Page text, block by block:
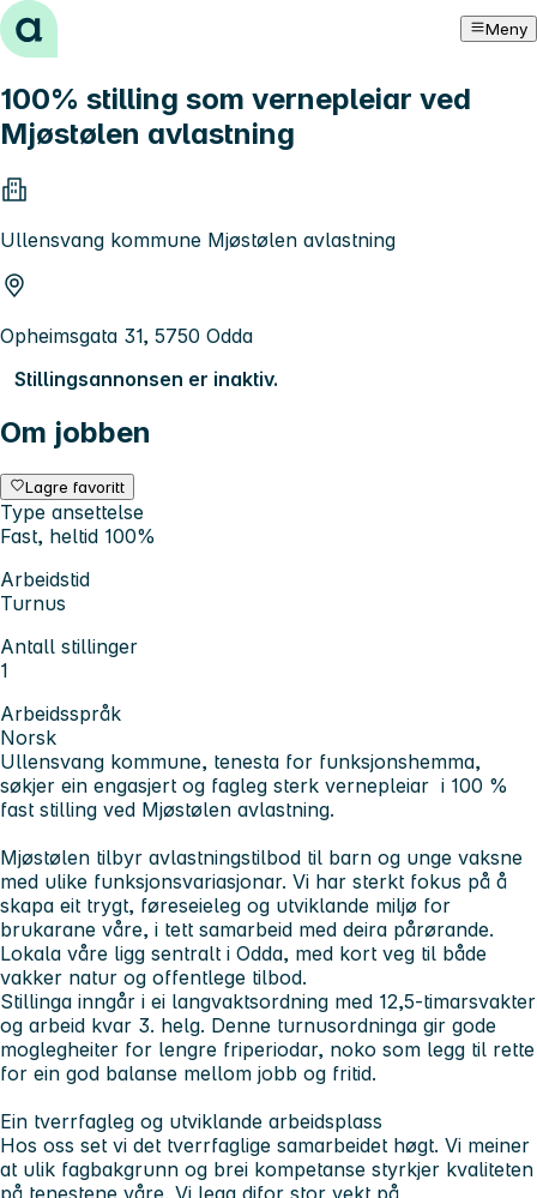
Hopp til innhold Meny
100% stilling som vernepleiar ved
Mjøstølen avlastning
Ullensvang kommune Mjøstølen avlastning
Opheimsgata 31, 5750 Odda
Stillingsannonsen er inaktiv.
Om jobben
Lagre favoritt
Type ansettelse
Fast, heltid 100%
Arbeidstid
Turnus
Antall stillinger
1
Arbeidsspråk
Norsk
Ullensvang kommune, tenesta for funksjonshemma,
søkjer ein engasjert og fagleg sterk vernepleiar i 100 %
fast stilling ved Mjøstølen avlastning.
Mjøstølen tilbyr avlastningstilbod til barn og unge vaksne
med ulike funksjonsvariasjonar. Vi har sterkt fokus på å
skapa eit trygt, føreseieleg og utviklande miljø for
brukarane våre, i tett samarbeid med deira pårørande.
Lokala våre ligg sentralt i Odda, med kort veg til både
vakker natur og offentlege tilbod.
Stillinga inngår i ei langvaktsordning med 12,5-timarsvakter
og arbeid kvar 3. helg. Denne turnusordninga gir gode
moglegheiter for lengre friperiodar, noko som legg til rette
for ein god balanse mellom jobb og fritid.
Ein tverrfagleg og utviklande arbeidsplass
Hos oss set vi det tverrfaglige samarbeidet høgt. Vi meiner
at ulik fagbakgrunn og brei kompetanse styrkjer kvaliteten
på tenestene våre. Vi legg difor stor vekt på